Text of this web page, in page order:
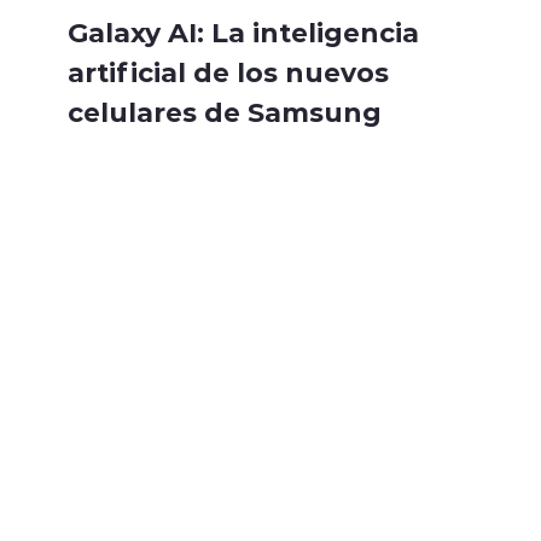
Galaxy AI: La inteligencia
artificial de los nuevos
celulares de Samsung